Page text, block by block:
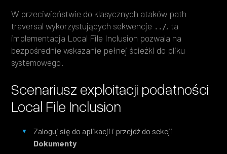
W przeciwieństwie do klasycznych ataków path
traversal wykorzystujących sekwencje ../, ta
implementacja Local File Inclusion pozwala na
bezpośrednie wskazanie pełnej ścieżki do pliku
systemowego.
Scenariusz exploitacji podatności
Local File Inclusion
Zaloguj się do aplikacji i przejdź do sekcji
Dokumenty